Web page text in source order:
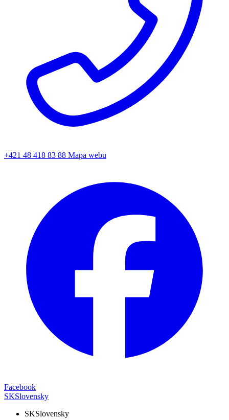
+421 48 418 83 88 Mapa webu
Facebook
SKSlovensky
SKSlovensky